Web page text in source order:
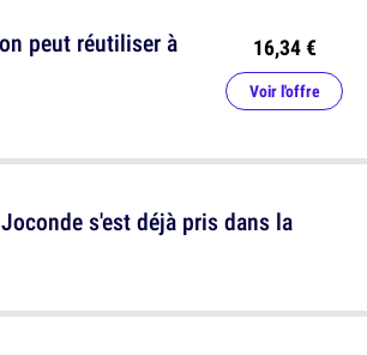
s'est déjà pris dans la
peut réutiliser à
16,34 €
Voir l'offre